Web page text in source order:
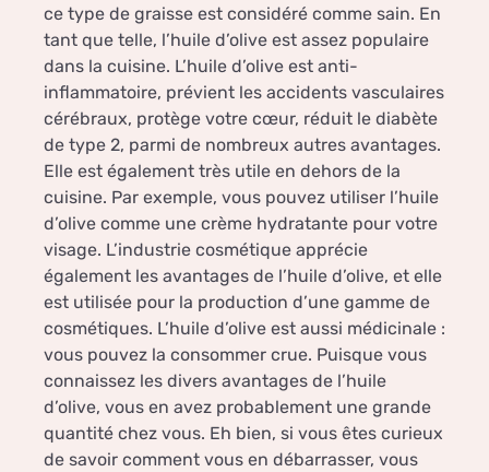
ce type de graisse est considéré comme sain. En
tant que telle, l’huile d’olive est assez populaire
dans la cuisine. L’huile d’olive est anti-
inflammatoire, prévient les accidents vasculaires
cérébraux, protège votre cœur, réduit le diabète
de type 2, parmi de nombreux autres avantages.
Elle est également très utile en dehors de la
cuisine. Par exemple, vous pouvez utiliser l’huile
d’olive comme une crème hydratante pour votre
visage. L’industrie cosmétique apprécie
également les avantages de l’huile d’olive, et elle
est utilisée pour la production d’une gamme de
cosmétiques. L’huile d’olive est aussi médicinale :
vous pouvez la consommer crue. Puisque vous
connaissez les divers avantages de l’huile
d’olive, vous en avez probablement une grande
quantité chez vous. Eh bien, si vous êtes curieux
de savoir comment vous en débarrasser, vous